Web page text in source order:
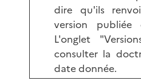
dire qu'ils
version
L'onglet
consulter la
date donnée.